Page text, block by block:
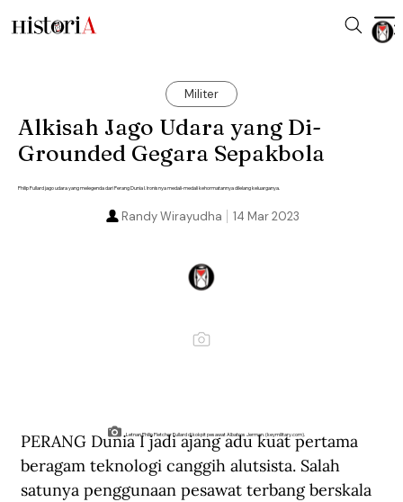
Militer
Alkisah Jago Udara yang Di-
Grounded Gegara Sepakbola
Philip Fullard jago udara yang melegenda dari Perang Dunia I. Ironisnya medali-medali kehormatannya dilelang keluarganya.
14 Mar 2023
Randy Wirayudha
Letnan Philip Fletcher Fullard di kokpit pesawat Albatros Jerman. (keymilitary.com).
PERANG Dunia I jadi ajang adu kuat pertama
beragam teknologi canggih alutsista. Salah
satunya penggunaan pesawat terbang berskala